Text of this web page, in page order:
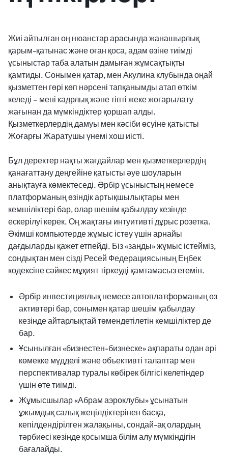
Жиі айтылған оң нюанстар арасында жанашырлық
қарым-қатынас және оған қоса, адам өзіне тиімді
ұсыныстар таба алатын дамыған жұмсақтықты
қамтиды. Сонымен қатар, мен Акулина клубында оңай
қызметтен гөрі көп нәрсені тапқанымды атап өткім
келеді – мені кадрлық және тіпті жеке жоғарылату
жағынан да мүмкіндіктер қоршап алды.
Қызметкерлердің дамуы мен кәсіби өсуіне қатысты
Жоғарғы Жаратушы үнемі хош иісті.
Бұл деректер нақты жағдайлар мен қызметкерлердің
қанағаттану деңгейіне қатысты әуе шоуларын
анықтауға көмектеседі. Әрбір ұсыныстың немесе
платформаның өзіндік артықшылықтары мен
кемшіліктері бар, олар шешім қабылдау кезінде
ескерілуі керек. Оң жақтағы интуитивті дұрыс розетка.
Әкімші компьютерде жұмыс істеу үшін арнайы
дағдыларды қажет етпейді. Біз «заңды» жұмыс істейміз,
сондықтан мен сізді Ресей Федерациясының Еңбек
кодексіне сәйкес мұқият тіркеуді қамтамасыз етемін.
Әрбір инвестициялық немесе автоплатформаның өз
активтері бар, сонымен қатар шешім қабылдау
кезінде айтарлықтай төмендетілетін кемшіліктер де
бар.
Ұсынылған «бизнестен-бизнеске» ақпараты одан әрі
көмекке мүдделі және объективті талаптар мен
перспективалар туралы көбірек білгісі келетіндер
үшін өте тиімді.
Жұмысшылар «Абрам аэроклубы» ұсынатын
ұжымдық салық жеңілдіктерінен басқа,
кепілдендірілген жалақыны, сондай-ақ олардың
тәрбиесі кезінде қосымша білім алу мүмкіндігін
бағалайды.